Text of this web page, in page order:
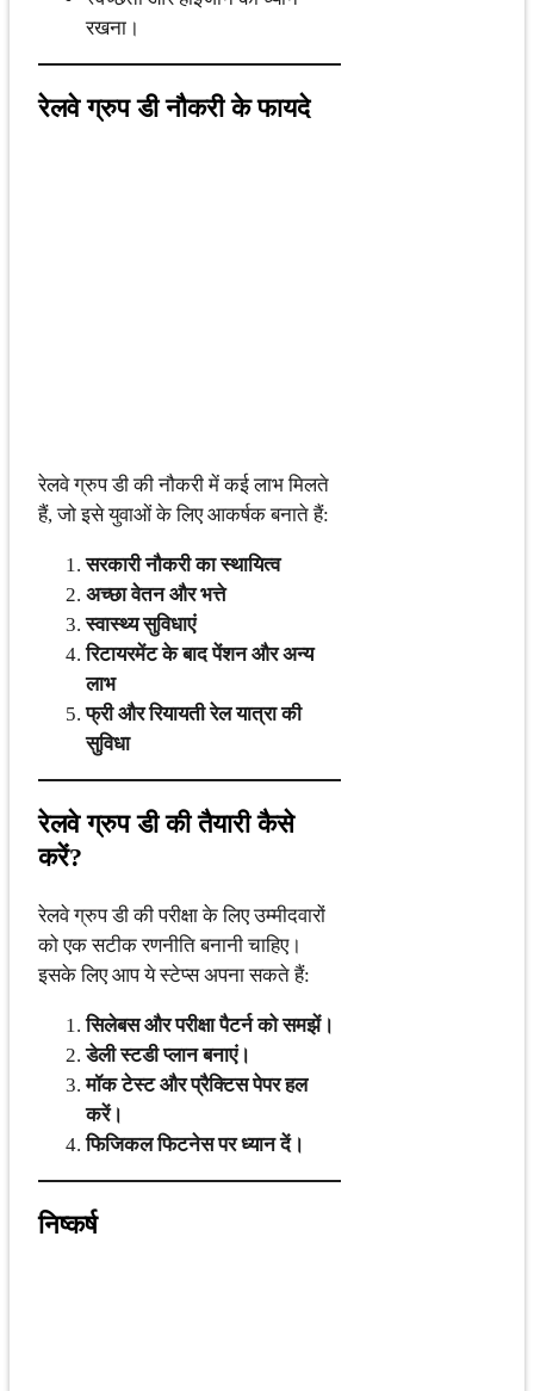
रखना।
रेलवे ग्रुप डी नौकरी के फायदे
रेलवे ग्रुप डी की नौकरी में कई लाभ मिलते
हैं, जो इसे युवाओं के लिए आकर्षक बनाते हैं:
सरकारी नौकरी का स्थायित्व
अच्छा वेतन और भत्ते
स्वास्थ्य सुविधाएं
रिटायरमेंट के बाद पेंशन और अन्य
लाभ
फ्री और रियायती रेल यात्रा की
सुविधा
रेलवे ग्रुप डी की तैयारी कैसे
करें?
रेलवे ग्रुप डी की परीक्षा के लिए उम्मीदवारों
को एक सटीक रणनीति बनानी चाहिए।
इसके लिए आप ये स्टेप्स अपना सकते हैं:
सिलेबस और परीक्षा पैटर्न को समझें।
डेली स्टडी प्लान बनाएं।
मॉक टेस्ट और प्रैक्टिस पेपर हल
करें।
फिजिकल फिटनेस पर ध्यान दें।
निष्कर्ष